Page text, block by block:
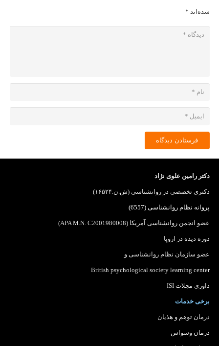
شده‌اند *
فرستادن دیدگاه
دکتر رامین علوی نژاد
دکتری تخصصی در روانشناسی (ش.ن.۱۶۵۲۴)
پروانه نظام روانشناسی (6557)
عضو انجمن روانشناسی آمریکا (APA M.N. C2001980008)
دوره دیده در اروپا
عضو سازمان نظام روانشناسیو
British psychological society learning center
داوری مجلات ISI
برخی خدمات
درمان توهم و هذیان
درمان وسواس